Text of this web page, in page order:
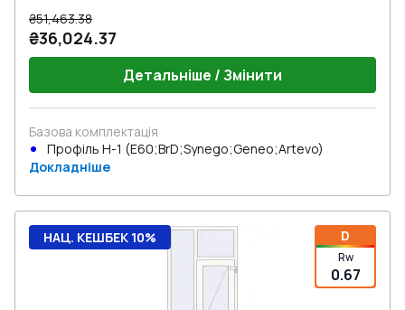
₴51,463.38
₴36,024.37
Детальніше / Змінити
Базова комплектація
Профіль Н-1 (E60;BrD;Synego;Geneo;Artevo)
Докладніше
D
Rw
0.67
НАЦ. КЕШБЕК 10%